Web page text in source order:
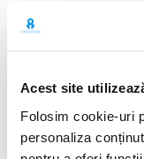
Acest site
Folosim cookie-uri
personaliza
Digital News & Insights
din care toți
câștigători.
   După feedback-ul pozitiv pe care l-
am primit în
înnoit parteneriatul